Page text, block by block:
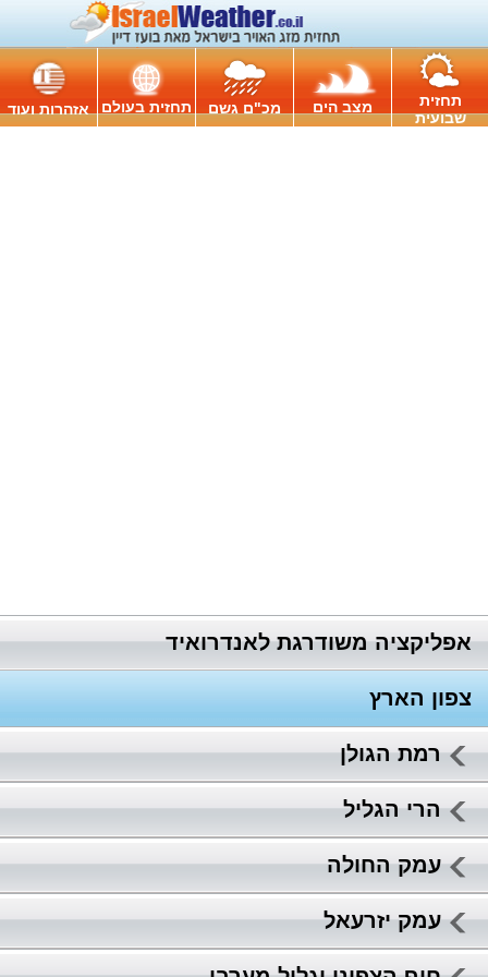
תחזית
שבועית
מצב הים מכ"ם גשם תחזית בעולם אזהרות ועוד
אפליקציה משודרגת לאנדרואיד
צפון הארץ
רמת הגולן
הרי הגליל
עמק החולה
עמק יזרעאל